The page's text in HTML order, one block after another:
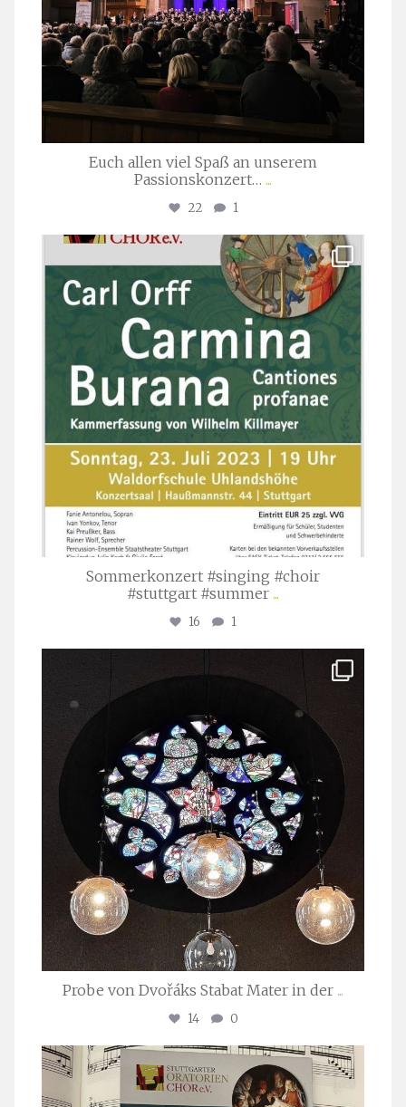
Euch allen viel Spaß an unserem
Passionskonzert… ...
22 1
stuttgarter_oratorienchor
Juli 22
Sommerkonzert #singing #choir
#stuttgart #summer ...
16 1
Apr. 1
Probe von Dvořáks Stabat Mater in der ...
14 0
stuttgarter_oratorienchor
Nov. 29